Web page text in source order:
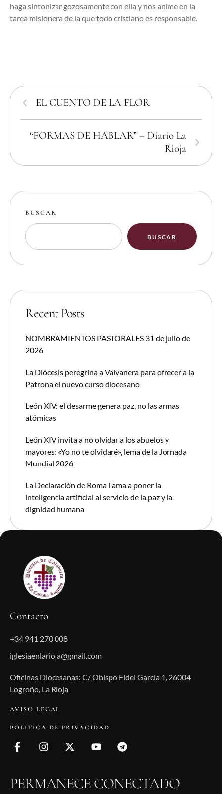
haga sintonizar gozosamente con ella y nos anime en la
tarea misionera de la que todo cristiano es responsable.
EL CUENTO DE LA FLOR
“FORMAS DE HABLAR” – Diario La
Rioja
BUSCAR
BUSCAR
Recent Posts
NOMBRAMIENTOS PASTORALES 31 de julio de
2026
La Diócesis peregrina a Valvanera para ofrecer a la
Patrona el nuevo curso diocesano
León XIV: el desarme genera paz, no las armas
atómicas
León XIV invita a no olvidar a los abuelos y
mayores: «Yo no te olvidaré», lema de la Jornada
Mundial 2026
La Declaración de Roma llama a poner la
inteligencia artificial al servicio de la paz y la
dignidad humana
Contacto
+34 941 270 008
iglesiaenlarioja@gmail.com
Oficinas Diocesanas: C/ Obispo Fidel Garcia 1, 26004
Logroño, La Rioja
AVISO LEGAL
POLÍTICA DE PRIVACIDAD
PERMANECE CONECTADO